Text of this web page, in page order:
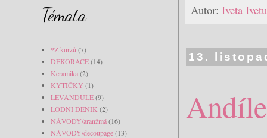
Autor: Iveta
13.
Témata
*Z kurzů (7)
DEKORACE(14)
Keramika(2)
KYTIČKY (1)
LEVANDULE(9)
LODNÍ DENÍK (2)
NÁVODY/aranžmá(16)
NÁVODY/decoupage(13)